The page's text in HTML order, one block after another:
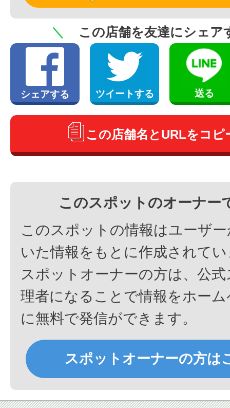
＼ この店舗を友達にシェア
シェアする ツイートする 送る
この店舗名とURLをコピ
このスポットのオーナー
このスポットの情報はユーザ
いた情報をもとに作成されて
スポットオーナーの方は、公
理者になることで情報をホー
に無料で発信ができます。
スポットオーナーの方は